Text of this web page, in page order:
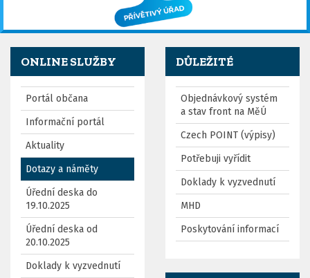
ONLINE SLUŽBY
Portál občana
Informační portál
Aktuality
Dotazy a náměty
Úřední deska do
19.10.2025
Úřední deska od
20.10.2025
Doklady k vyzvednutí
DŮLEŽITÉ
Objednávkový systém
a stav front na MěÚ
Czech POINT (výpisy)
Potřebuji vyřídit
Doklady k vyzvednutí
MHD
Poskytování informací